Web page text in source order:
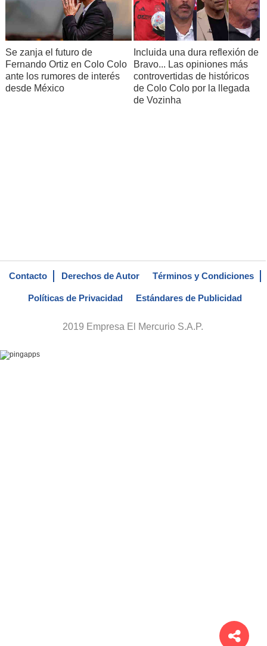
Se zanja el futuro de
Fernando Ortiz en Colo Colo
ante los rumores de interés
desde México
Incluida una dura reflexión de
Bravo... Las opiniones más
controvertidas de históricos
de Colo Colo por la llegada
de Vozinha
Contacto Derechos de Autor Términos y Condiciones
Políticas de Privacidad Estándares de Publicidad
2019 Empresa El Mercurio S.A.P.